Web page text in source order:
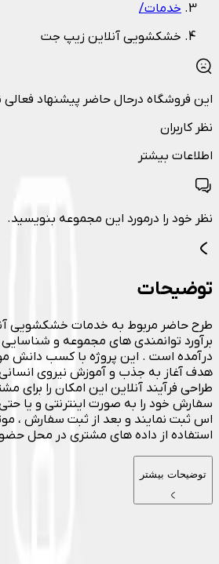
خدمات/
خشکشویی آنلاین زیپ جت
این فروشگاه درحال حاضر پیشنهاد فعالی
نظر کاربران
اطلاعات بیشتر
نظر خود را درمورد این مجموعه بنویسید.
توضیحات
طرح حاضر مربوط به خدمات خشکشویی
برآورد توانمندی های مجموعه و شناسایی
درآمده است . این پروژه با کسب دانش
هدف آغاز به جذب و آموزش نیروی
طراحی فرآیند آنلاین این امکان را برای
سفارش خود را به صورت اینترنتی و یا
اس ثبت نمایند و بعد از ثبت سفارش ،
استفاده از داده های مشتری در محل
توضیحات بیشتر